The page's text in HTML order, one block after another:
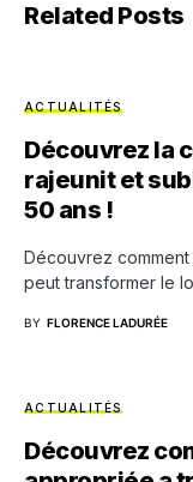
Related Posts
ACTUALITÉS
Découvrez la
rajeunit et
50 ans !
Découvrez
peut transformer le
BY FLORENCE LADURÉE
ACTUALITÉS
Découvrez